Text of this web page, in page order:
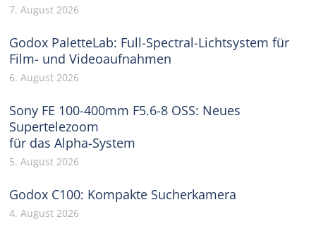
7. August 2026
Godox PaletteLab: Full-Spectral-Lichtsystem für
Film- und Videoaufnahmen
6. August 2026
Sony FE 100-400mm F5.6-8 OSS: Neues
Supertelezoom
für das Alpha-System
5. August 2026
Godox C100: Kompakte Sucherkamera
4. August 2026